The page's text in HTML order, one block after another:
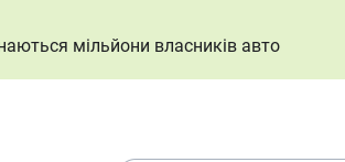
мільйони власників авто